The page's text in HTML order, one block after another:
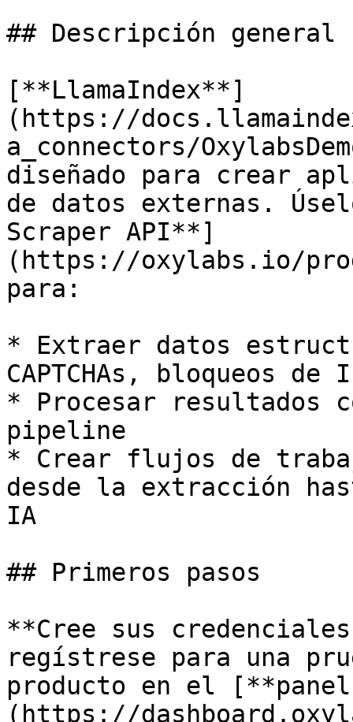
## Descripción general
[**LlamaIndex**]
(https://
a_connectors/
diseñado para crear
de datos externas.
Scraper API**]
(https://oxylabs.io/
para:
* Extraer datos
CAPTCHAs, bloqueos
* Procesar resultados
pipeline
* Crear flujos de
desde la extracción
IA
## Primeros pasos
**Cree sus
regístrese para una
producto en el
(https://